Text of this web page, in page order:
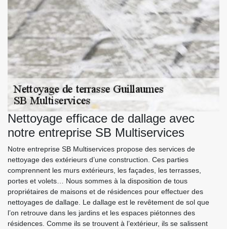
Nettoyage efficace de dallage avec
notre entreprise SB Multiservices
Notre entreprise SB Multiservices propose des services de
nettoyage des extérieurs d’une construction. Ces parties
comprennent les murs extérieurs, les façades, les terrasses,
portes et volets… Nous sommes à la disposition de tous
propriétaires de maisons et de résidences pour effectuer des
nettoyages de dallage. Le dallage est le revêtement de sol que
l’on retrouve dans les jardins et les espaces piétonnes des
résidences. Comme ils se trouvent à l’extérieur, ils se salissent